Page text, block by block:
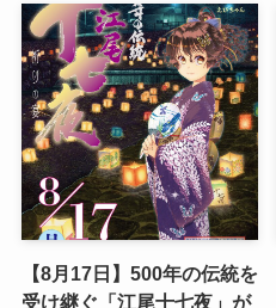
【8月17日】500年の伝統を
受け継ぐ「江尾十七夜」が